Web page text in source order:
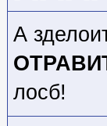
А
лосб!